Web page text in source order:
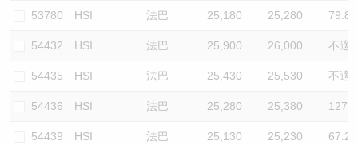
53780 HSI 法巴 25,180 25,280 79.8
54432 HSI 法巴 25,900 26,000 不適
54435 HSI 法巴 25,430 25,530 不適
54436 HSI 法巴 25,280 25,380 127.7
54439 HSI 法巴 25,130 25,230 67.2